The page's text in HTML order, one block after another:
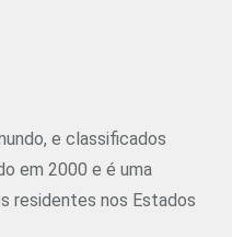
e classificados
em 2000 e é uma
residentes nos Estados